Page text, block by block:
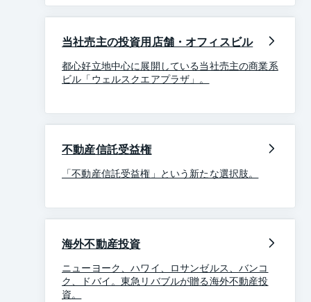
当社売主の投資用店舗・オフィスビル
都心好立地中心に展開している当社売主の商業系
ビル「ウェルスクエアプラザ」。
不動産信託受益権
「不動産信託受益権」という新たな選択肢。
海外不動産投資
ニューヨーク、ハワイ、ロサンゼルス、バンコ
ク、ドバイ。東急リバブルが贈る海外不動産投
資。